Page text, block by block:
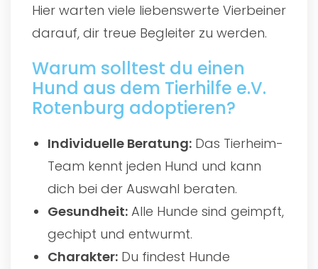
Hier warten viele liebenswerte Vierbeiner
darauf, dir treue Begleiter zu werden.
Warum solltest du einen
Hund aus dem Tierhilfe e.V.
Rotenburg adoptieren?
Individuelle Beratung: Das Tierheim-
Team kennt jeden Hund und kann
dich bei der Auswahl beraten.
Gesundheit: Alle Hunde sind geimpft,
gechipt und entwurmt.
Charakter: Du findest Hunde